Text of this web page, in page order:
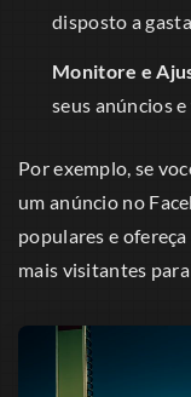
disposto a
Monitore e
seus anúncios
Por exemplo, se
um anúncio no
populares e
mais visitantes